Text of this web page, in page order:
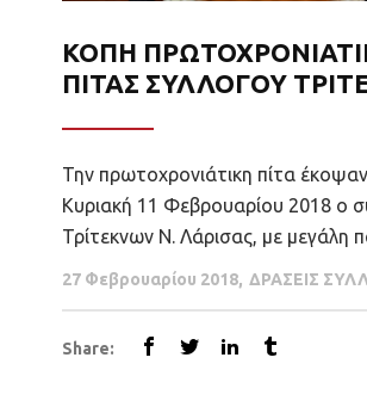
ΚΟΠΗ
ΠΙΤΑΣ ΣΥΛΛΟΓΟΥ
Την πρωτοχρονιάτικη πίτα
Κυριακή 11 Φεβρουαρίου 2018 ο
Τρίτεκνων Ν. Λάρισας, με μεγάλη παρουσία
μελών και φίλων του συλλόγου,
με την κοπή της πρωτοχρονιάτικης
27 Φεβρουαρίου 2018 ΔΡΑΣΕΙΣ
Share: